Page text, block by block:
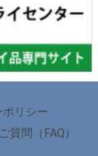
リシー
質問（FAQ）